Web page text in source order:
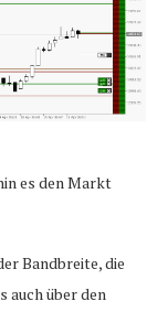
es den Markt
Bandbreite, die
über den